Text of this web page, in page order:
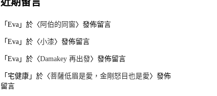
「 Eva 」於〈 阿伯的同窗〉發佈留言
「 Eva 」於〈小漆〉發佈留言
「 Eva 」於〈Damakey 再出發〉發佈留言
「 宅健康 」於〈菩薩低眉是愛，金剛怒目也是愛〉發佈
留言